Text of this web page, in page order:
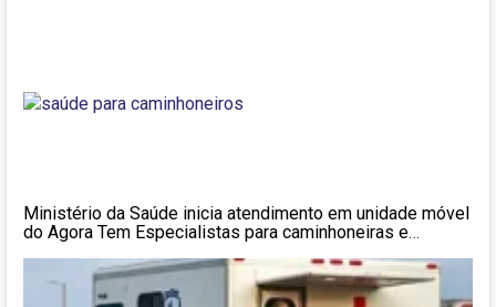
Ministério da Saúde inicia atendimento em unidade móvel
do Agora Tem Especialistas para caminhoneiras e